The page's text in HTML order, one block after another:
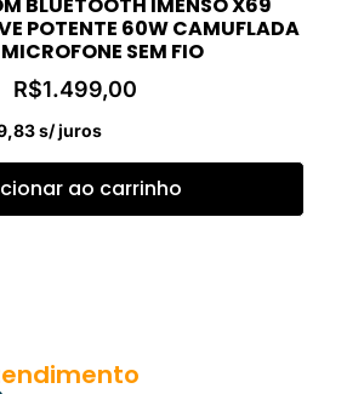
BLUETOOTH IMENSO X69
POTENTE 60W CAMUFLADA
SEM FIO
R$1.499,00
s/ juros
ao carrinho